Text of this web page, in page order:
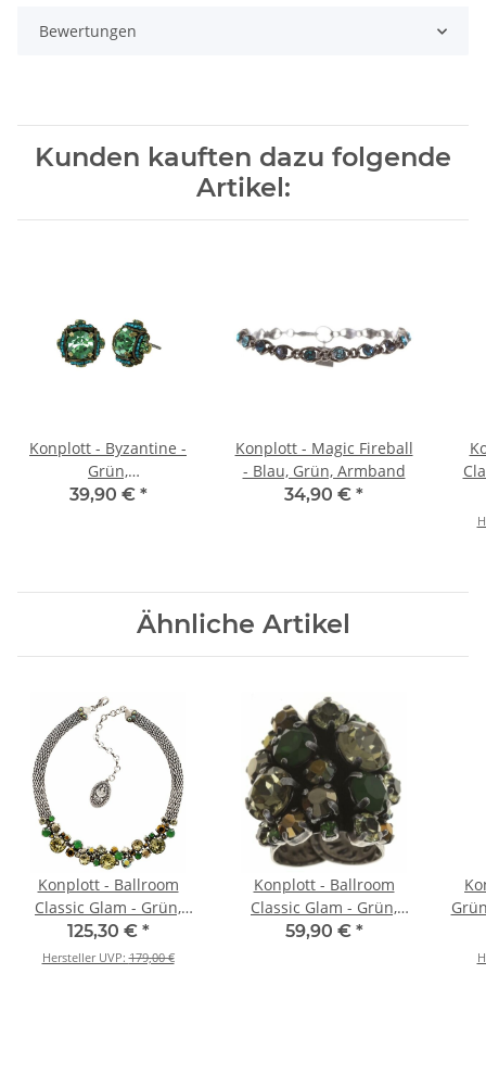
Bewertungen
Kunden kauften dazu folgende
Artikel:
Konplott - Byzantine -
Grün,
Antikmessing/dunkles
39,90 € *
Konplott - Magic Fireball
- Blau, Grün, Armband
34,90 € *
Ähnliche Artikel
Konplott - Ballroom
Classic Glam - Grün,
Braun, Antiksilber,
Halskette
125,30 € *
Hersteller UVP:179,00 €
Konplott - Ballroom
Classic Glam - Grün,
Braun, Antiksilber, Ring
59,90 € *